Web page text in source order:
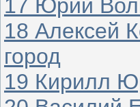
17 Юрий
18 Алексей
город
19 Кирилл